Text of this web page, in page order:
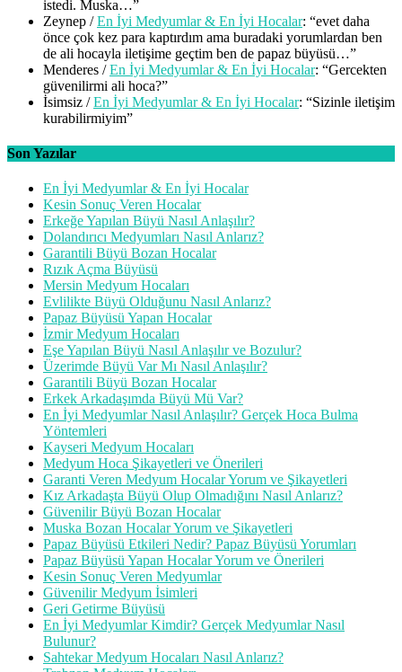
istedi. Muska…”
Zeynep /En İyi Medyumlar & En İyi Hocalar: “evet daha
önce çok kez para kaptırdım ama buradaki yorumlardan ben
de ali hocayla iletişime geçtim ben de papaz büyüsü…”
Menderes /En İyi Medyumlar & En İyi Hocalar: “Gercekten
güvenilirmi ali hoca?”
İsimsiz /En İyi Medyumlar & En İyi Hocalar: “Sizinle iletişim
kurabilirmiyim”
Son Yazılar
En İyi Medyumlar & En İyi Hocalar
Kesin Sonuç Veren Hocalar
Erkeğe Yapılan Büyü Nasıl Anlaşılır?
Dolandırıcı Medyumları Nasıl Anlarız?
Garantili Büyü Bozan Hocalar
Rızık Açma Büyüsü
Mersin Medyum Hocaları
Evlilikte Büyü Olduğunu Nasıl Anlarız?
Papaz Büyüsü Yapan Hocalar
İzmir Medyum Hocaları
Eşe Yapılan Büyü Nasıl Anlaşılır ve Bozulur?
Üzerimde Büyü Var Mı Nasıl Anlaşılır?
Garantili Büyü Bozan Hocalar
Erkek Arkadaşımda Büyü Mü Var?
En İyi Medyumlar Nasıl Anlaşılır? Gerçek Hoca Bulma
Yöntemleri
Kayseri Medyum Hocaları
Medyum Hoca Şikayetleri ve Önerileri
Garanti Veren Medyum Hocalar Yorum ve Şikayetleri
Kız Arkadaşta Büyü Olup Olmadığını Nasıl Anlarız?
Güvenilir Büyü Bozan Hocalar
Muska Bozan Hocalar Yorum ve Şikayetleri
Papaz Büyüsü Etkileri Nedir? Papaz Büyüsü Yorumları
Papaz Büyüsü Yapan Hocalar Yorum ve Önerileri
Kesin Sonuç Veren Medyumlar
Güvenilir Medyum İsimleri
Geri Getirme Büyüsü
En İyi Medyumlar Kimdir? Gerçek Medyumlar Nasıl
Bulunur?
Sahtekar Medyum Hocaları Nasıl Anlarız?